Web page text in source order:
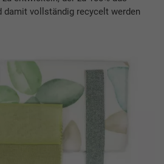
damit vollständig recycelt werden